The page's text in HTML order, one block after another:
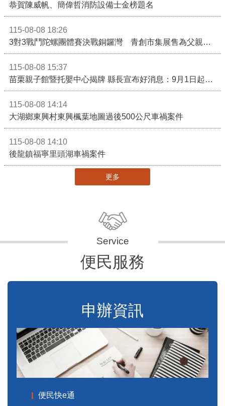
恭賀陳威帆、簡偉哲消防設備士金榜題名
115-08-08 18:26
3對3戰鬥陀螺團體賽決戰銅鑼灣 青創市集展售為父親節增添繽紛
115-08-08 15:37
苗栗親子館暨托嬰中心揭牌 縣長宣布好消息：9月1日起調降臨時托嬰費用
115-08-08 14:14
大湖鄉東興村東興楓葉地圖過後500公尺車禍案件
115-08-08 14:10
後龍鎮福寧里頭湖車禍案件
更多
便民服務
申辦資訊
便民快e通